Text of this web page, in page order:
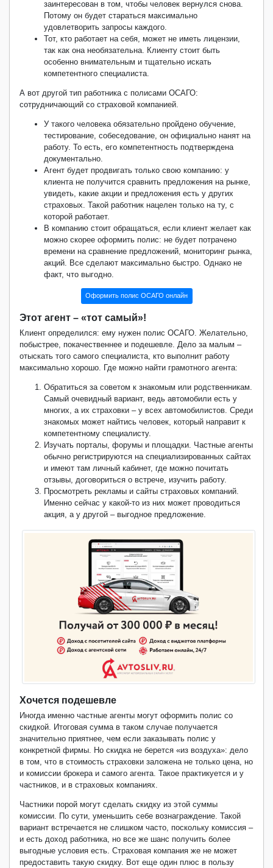
заинтересован в том, чтобы человек вернулся снова.
Потому он будет стараться максимально
удовлетворить запросы каждого.
Тот, кто работает на себя, может не иметь лицензии,
так как она необязательна. Клиенту стоит быть
особенно внимательным и тщательно искать
компетентного специалиста.
А вот другой тип работника с полисами ОСАГО:
сотрудничающий со страховой компанией.
У такого человека обязательно пройдено обучение,
тестирование, собеседование, он официально нанят на
работу. То есть, его компетентность подтверждена
документально.
Агент будет продвигать только свою компанию: у
клиента не получится сравнить предложения на рынке,
увидеть, какие акции и предложения есть у других
страховых. Такой работник нацелен только на ту, с
которой работает.
В компанию стоит обращаться, если клиент желает как
можно скорее оформить полис: не будет потрачено
времени на сравнение предложений, мониторинг рынка,
акций. Все сделают максимально быстро. Однако не
факт, что выгодно.
Оформить полис ОСАГО онлайн
Этот агент – «тот самый»!
Клиент определился: ему нужен полис ОСАГО. Желательно,
побыстрее, покачественнее и подешевле. Дело за малым –
отыскать того самого специалиста, кто выполнит работу
максимально хорошо. Где можно найти грамотного агента:
Обратиться за советом к знакомым или родственникам.
Самый очевидный вариант, ведь автомобили есть у
многих, а их страховки – у всех автомобилистов. Среди
знакомых может найтись человек, который направит к
компетентному специалисту.
Изучать порталы, форумы и площадки. Частные агенты
обычно регистрируются на специализированных сайтах
и имеют там личный кабинет, где можно почитать
отзывы, договориться о встрече, изучить работу.
Просмотреть рекламы и сайты страховых компаний.
Именно сейчас у какой-то из них может проводиться
акция, а у другой – выгодное предложение.
Хочется подешевле
Иногда именно частные агенты могут оформить полис со
скидкой. Итоговая сумма в таком случае получается
значительно приятнее, чем если заказывать полис у
конкретной фирмы. Но скидка не берется «из воздуха»: дело
в том, что в стоимость страховки заложена не только цена, но
и комиссии брокера и самого агента. Такое практикуется и у
частников, и в страховых компаниях.
Частники порой могут сделать скидку из этой суммы
комиссии. По сути, уменьшить себе вознаграждение. Такой
вариант встречается не слишком часто, поскольку комиссия –
и есть доход работника, но все же шанс получить более
выгодные условия есть. Страховая компания же не может
предоставить такую скидку. Вот еще один плюс в пользу